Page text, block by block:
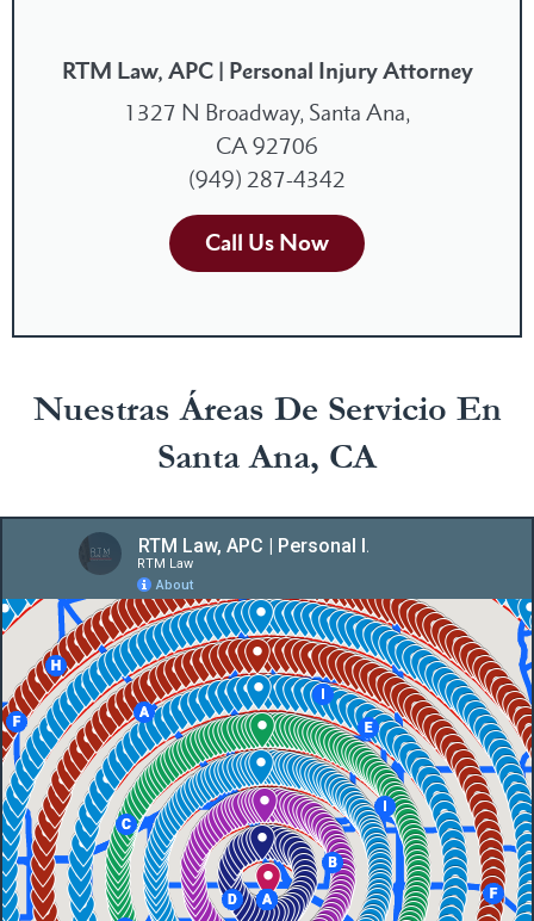
RTM Law, APC | Personal Injury Attorney
1327 N Broadway, Santa Ana,
CA 92706
(949) 287-4342
Call Us Now
Nuestras Áreas De Servicio En
Santa Ana, CA